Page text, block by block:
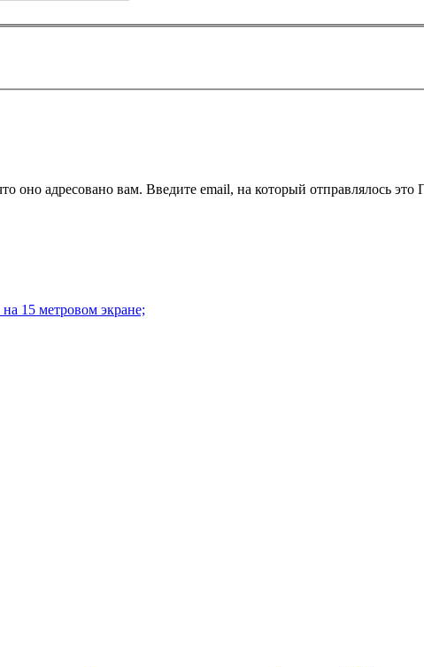
оно адресовано вам. Введите email, на который отправлялось это
15 метровом экране;